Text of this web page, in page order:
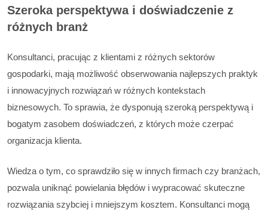
Szeroka perspektywa i doświadczenie z
różnych branż
Konsultanci, pracując z klientami z różnych sektorów
gospodarki, mają możliwość obserwowania najlepszych praktyk
i innowacyjnych rozwiązań w różnych kontekstach
biznesowych. To sprawia, że dysponują szeroką perspektywą i
bogatym zasobem doświadczeń, z których może czerpać
organizacja klienta.
Wiedza o tym, co sprawdziło się w innych firmach czy branżach,
pozwala uniknąć powielania błędów i wypracować skuteczne
rozwiązania szybciej i mniejszym kosztem. Konsultanci mogą